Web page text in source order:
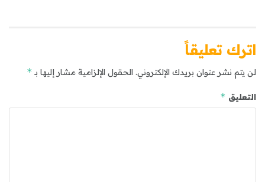
اترك تعليقاً
لن يتم نشر عنوان بريدك الإلكتروني. الحقول الإلزامية مشار إليها بـ *
التعليق *